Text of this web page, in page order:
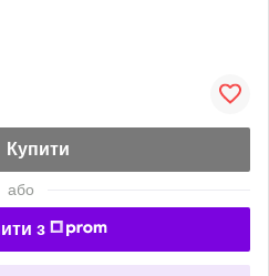
Купити
або
з